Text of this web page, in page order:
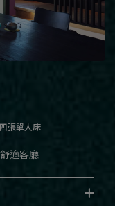
四張單人床
適客廳